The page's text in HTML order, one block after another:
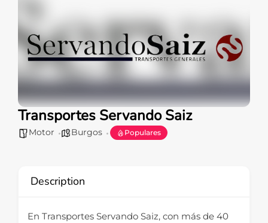
Transportes Servando Saiz
Motor Burgos Populares
Description
En Transportes Servando Saiz, con más de 40